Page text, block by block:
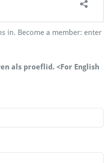
in. Become a member: enter
als proeflid. <For English